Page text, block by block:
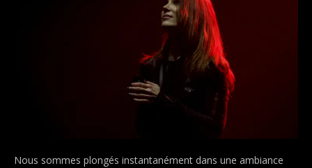
Nous sommes plongés instantanément dans une ambiance